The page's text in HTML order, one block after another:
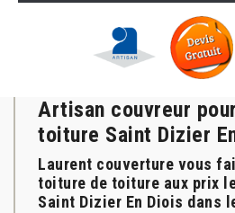
Artisan couvreur
toiture Saint Dizier
Laurent couverture vous
toiture de toiture aux prix
Saint Dizier En Diois dans